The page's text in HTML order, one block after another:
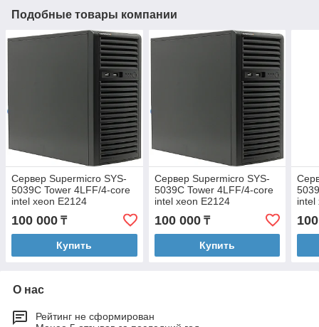
Подобные товары компании
Сервер Supermicro SYS-
5039C Tower 4LFF/4-core
intel xeon E2124
3.3GHz/16GB
EUDIMM/2x240GB SSD RI
Hyb
100 000 ₸
Купить
Сервер Supermicro SYS-
5039C Tower 4LFF/4-core
intel xeon E2124
3.3GHz/16GB
EUDIMM/2x240GB SSD RI
Hyb
100 000₸
Купить
intel
Hyb
О нас
Рейтинг не сформирован